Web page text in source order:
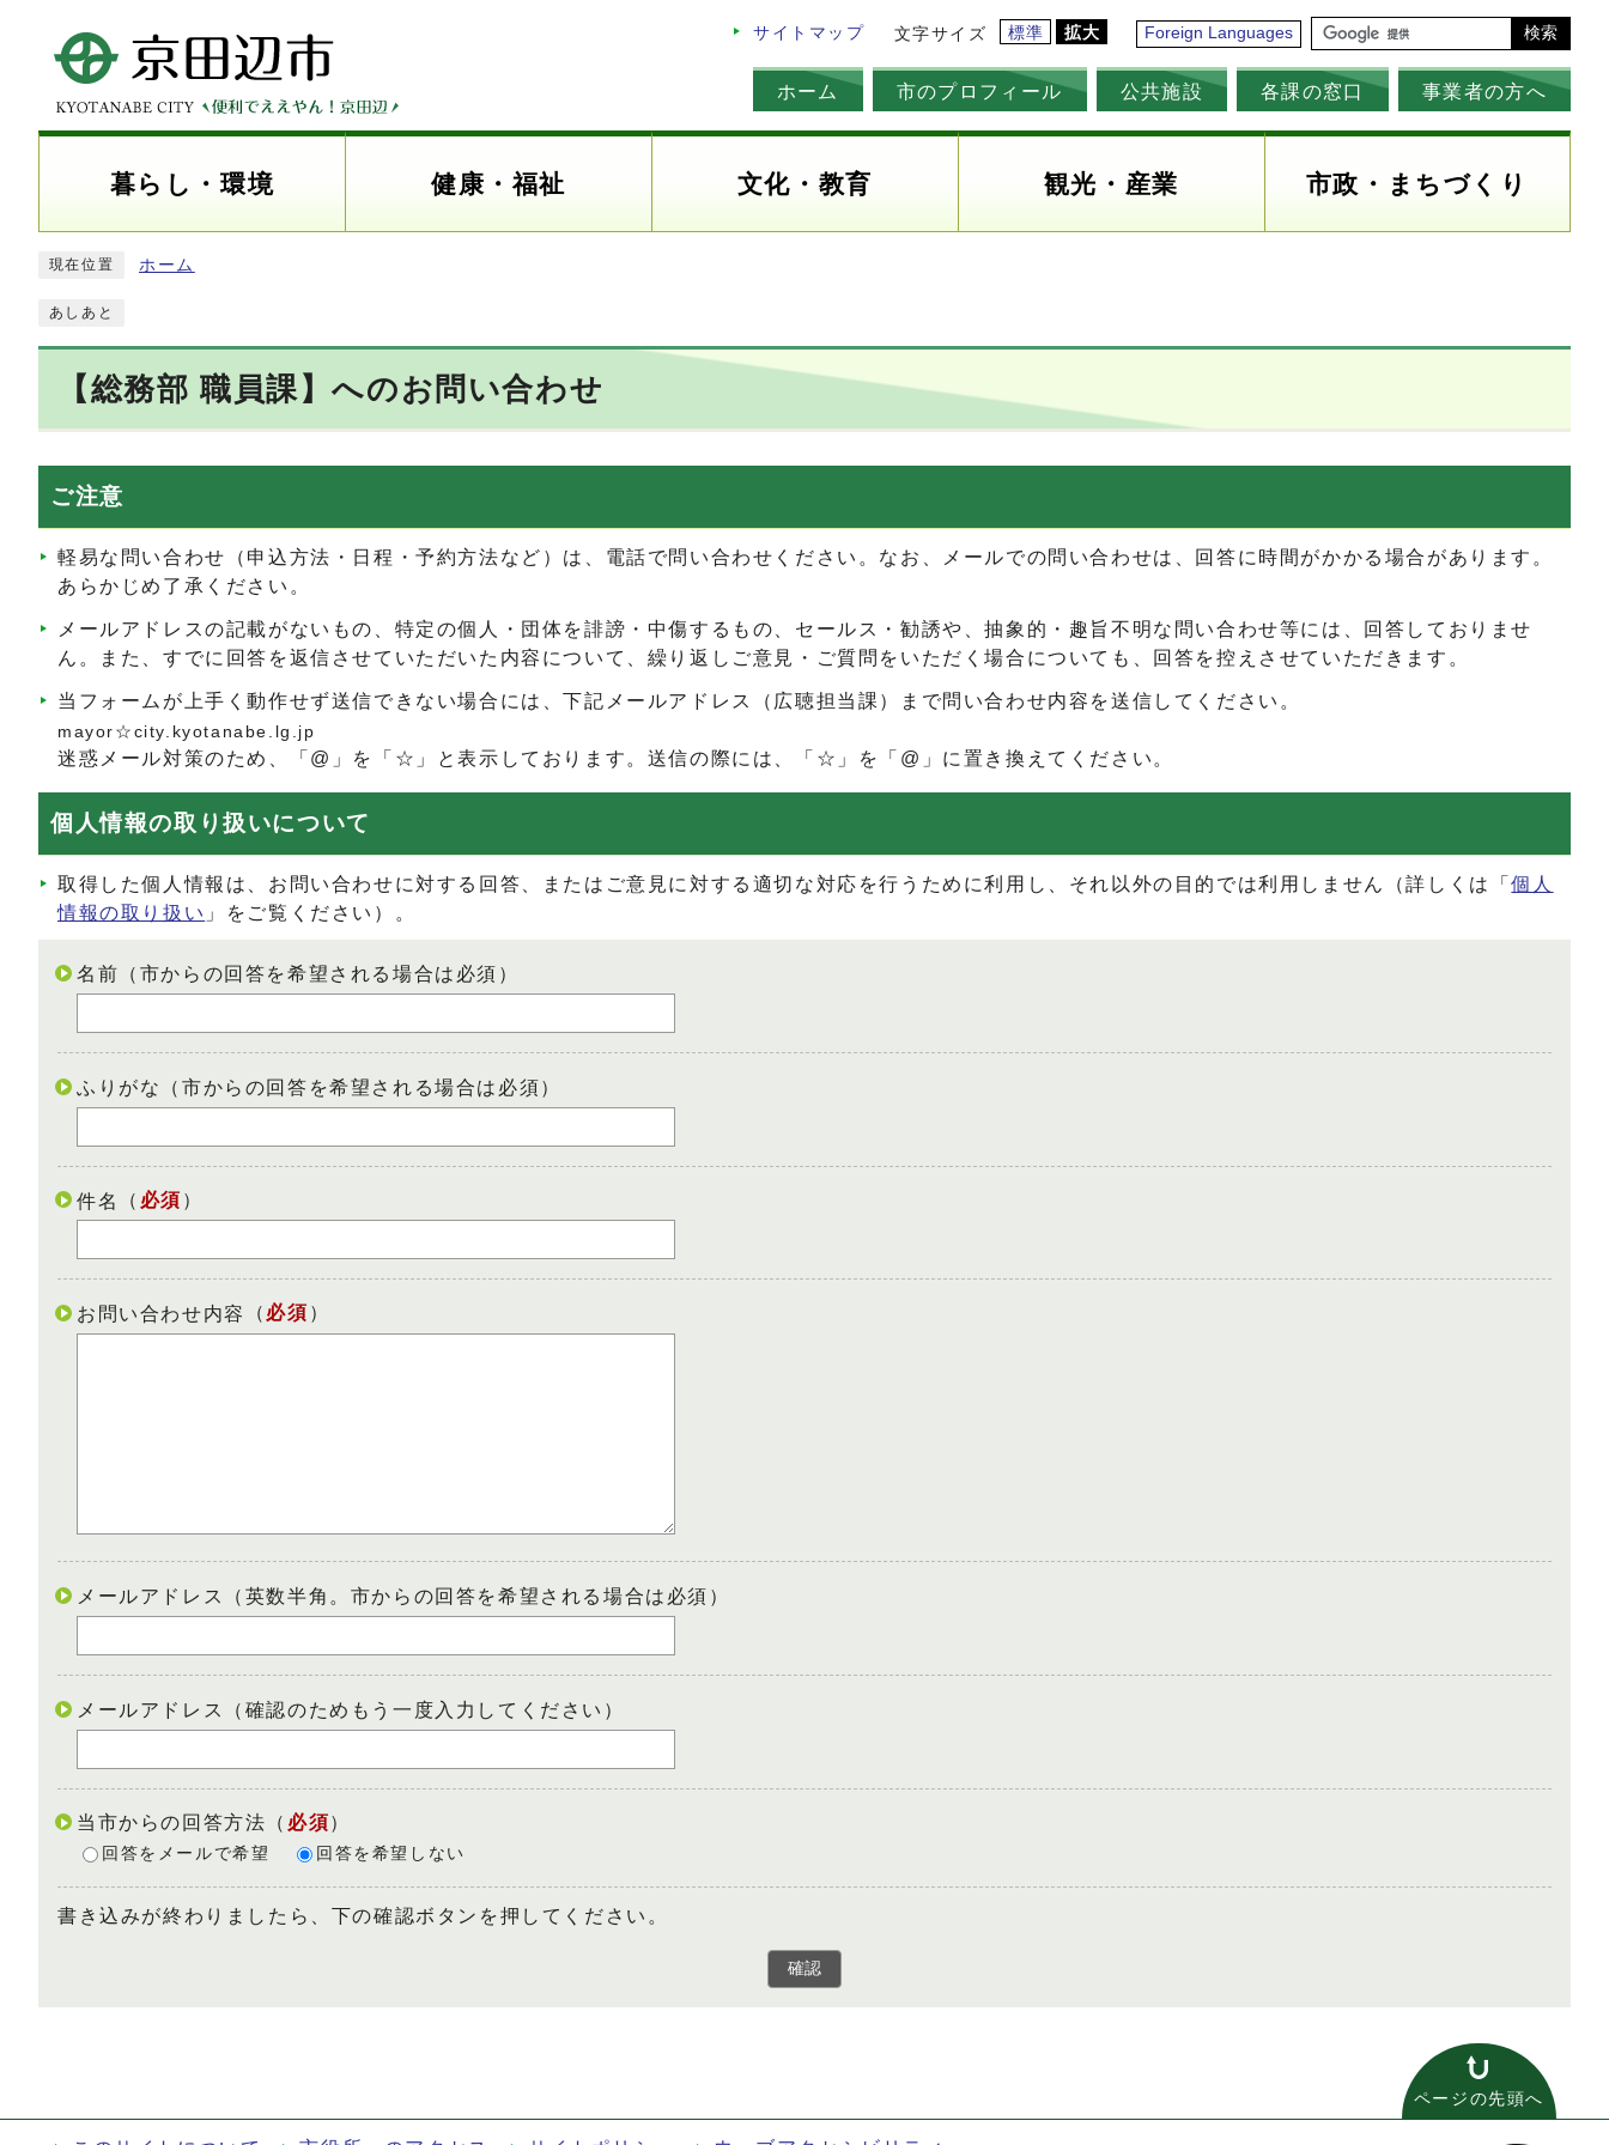
サイトマップ 文字サイズ 標準 拡大 Foreign Languages 検索
ホーム 市のプロフィール 公共施設 各課の窓口 事業者の方へ
暮らし・環境 健康・福祉 文化・教育 観光・産業 市政・まちづくり
現在位置 ホーム
あしあと
【総務部 職員課】へのお問い合わせ
ご注意
軽易な問い合わせ（申込方法・日程・予約方法など）は、電話で問い合わせください。なお、メールでの問い合わせは、回答に時間がかかる場合があります。
あらかじめ了承ください。
メールアドレスの記載がないもの、特定の個人・団体を誹謗・中傷するもの、セールス・勧誘や、抽象的・趣旨不明な問い合わせ等には、回答しておりませ
ん。また、すでに回答を返信させていただいた内容について、繰り返しご意見・ご質問をいただく場合についても、回答を控えさせていただきます。
当フォームが上手く動作せず送信できない場合には、下記メールアドレス（広聴担当課）まで問い合わせ内容を送信してください。
mayor☆city.kyotanabe.lg.jp
迷惑メール対策のため、「@」を「☆」と表示しております。送信の際には、「☆」を「@」に置き換えてください。
個人情報の取り扱いについて
取得した個人情報は、お問い合わせに対する回答、またはご意見に対する適切な対応を行うために利用し、それ以外の目的では利用しません（詳しくは「個人
情報の取り扱い 」をご覧ください）。
名前（市からの回答を希望される場合は必須）
ふりがな（市からの回答を希望される場合は必須）
件名 （ 必須 ）
お問い合わせ内容 （ 必須 ）
メールアドレス（英数半角。市からの回答を希望される場合は必須）
メールアドレス（確認のためもう一度入力してください）
当市からの回答方法 （ 必須）
回答をメールで希望 回答を希望しない
書き込みが終わりましたら、下の確認ボタンを押してください。
確認
ページの先頭へ